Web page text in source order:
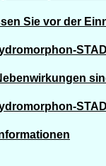
Sie vor der